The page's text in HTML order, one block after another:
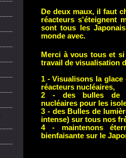
De deux maux, il faut
réacteurs s'éteignent
sont tous les
monde avec.
Merci à vous tous et
travail de visualisation
1 - Visualisons la
réacteurs nucléaires,
2 - des bulles de
nucléaires pour les
3 - des Bulles de
intense) sur tous nos
4 - maintenons
bienfaisante sur le